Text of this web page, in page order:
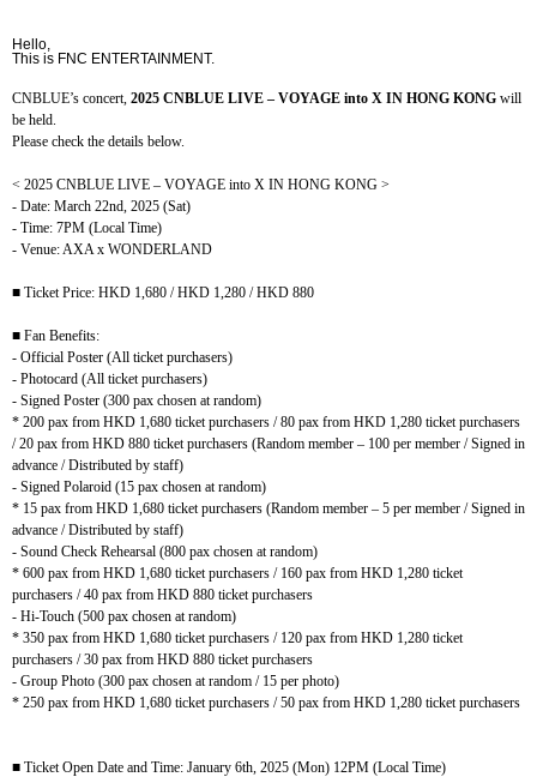
Hello,
This is FNC ENTERTAINMENT.
CNBLUE’s concert, 2025 CNBLUE LIVE – VOYAGE into X IN HONG KONG will
be held.
Please check the details below.
< 2025 CNBLUE LIVE – VOYAGE into X IN HONG KONG >
- Date: March 22nd, 2025 (Sat)
- Time: 7PM (Local Time)
- Venue: AXA x WONDERLAND
■ Ticket Price: HKD 1,680 / HKD 1,280 / HKD 880
■ Fan Benefits:
- Official Poster (All ticket purchasers)
- Photocard (All ticket purchasers)
- Signed Poster (300 pax chosen at random)
* 200 pax from HKD 1,680 ticket purchasers / 80 pax from HKD 1,280 ticket purchasers
/ 20 pax from HKD 880 ticket purchasers (Random member – 100 per member / Signed in
advance / Distributed by staff)
- Signed Polaroid (15 pax chosen at random)
* 15 pax from HKD 1,680 ticket purchasers (Random member – 5 per member / Signed in
advance / Distributed by staff)
- Sound Check Rehearsal (800 pax chosen at random)
* 600 pax from HKD 1,680 ticket purchasers / 160 pax from HKD 1,280 ticket
purchasers / 40 pax from HKD 880 ticket purchasers
- Hi-Touch (500 pax chosen at random)
* 350 pax from HKD 1,680 ticket purchasers / 120 pax from HKD 1,280 ticket
purchasers / 30 pax from HKD 880 ticket purchasers
- Group Photo (300 pax chosen at random / 15 per photo)
* 250 pax from HKD 1,680 ticket purchasers / 50 pax from HKD 1,280 ticket purchasers
■ Ticket Open Date and Time: January 6th, 2025 (Mon) 12PM (Local Time)